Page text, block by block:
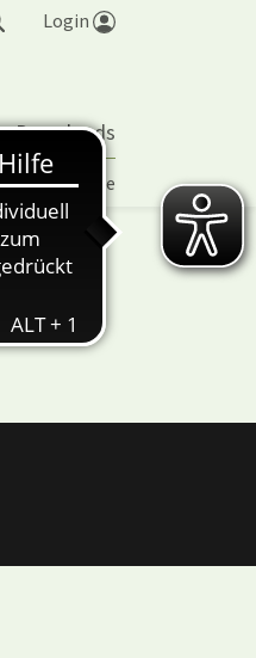
Login
Downloads
Turniere